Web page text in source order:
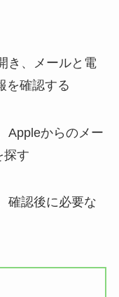
き、メールと電
を確認する
Appleからのメー
探す
確認後に必要な